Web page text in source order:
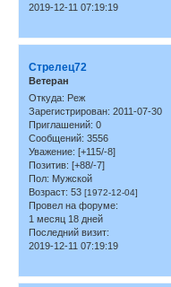
2019-12-11 07:19:19
Стрелец72
Ветеран
Откуда: Реж
Зарегистрирован: 2011-07-30
Приглашений: 0
Сообщений: 3556
Уважение: [+115/-8]
Позитив: [+88/-7]
Пол: Мужской
Возраст: 53 [1972-12-04]
Провел на форуме:
1 месяц 18 дней
Последний визит:
2019-12-11 07:19:19